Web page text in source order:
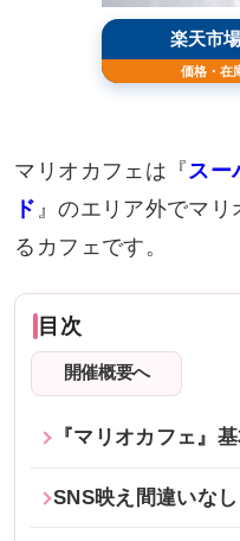
マリオカフェは『スー
ド 』のエリア外でマ
るカフェです。
目次
開催概要へ
『マリオカフェ』
SNS映え間違いな